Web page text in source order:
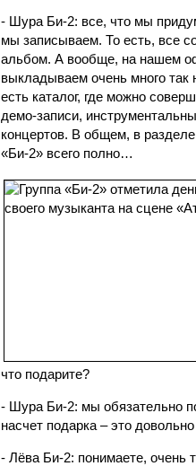
- Шура Би-2: все, что мы
мы записываем. То есть, все
альбом. А вообще, на нашем
выкладываем очень много так
есть каталог, где можно
демо-записи,
концертов. В общем, в
«Би-2» всего полно…
что подарите?
- Шура Би-2: мы обязательно
насчет подарка – это
- Лёва Би-2: понимаете, очень